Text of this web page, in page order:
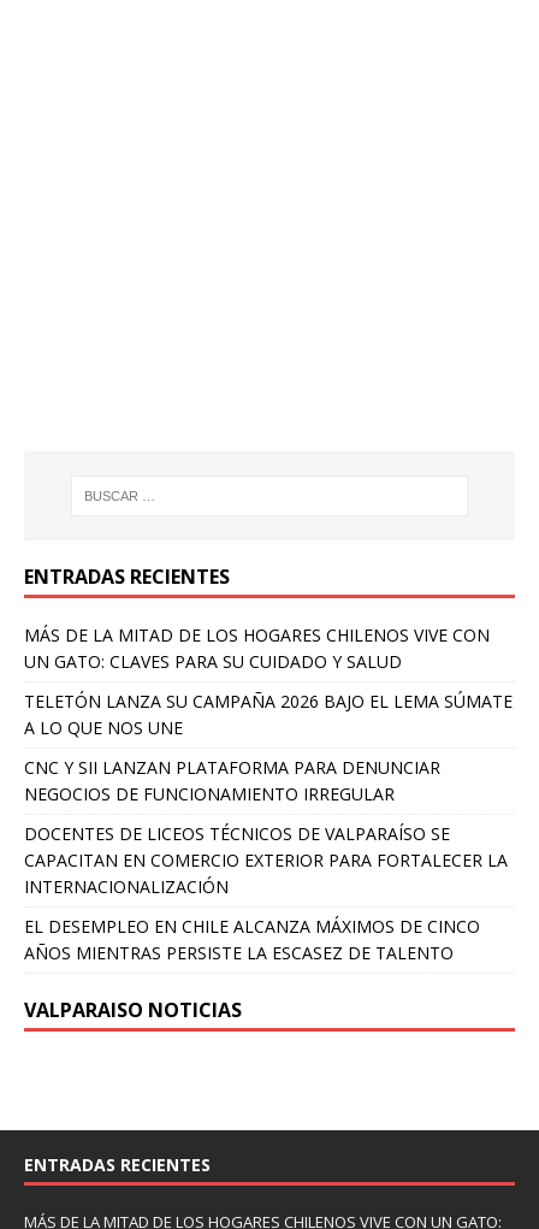
ENTRADAS RECIENTES
MÁS DE LA MITAD DE LOS HOGARES CHILENOS VIVE CON
UN GATO: CLAVES PARA SU CUIDADO Y SALUD
TELETÓN LANZA SU CAMPAÑA 2026 BAJO EL LEMA SÚMATE
A LO QUE NOS UNE
CNC Y SII LANZAN PLATAFORMA PARA DENUNCIAR
NEGOCIOS DE FUNCIONAMIENTO IRREGULAR
DOCENTES DE LICEOS TÉCNICOS DE VALPARAÍSO SE
CAPACITAN EN COMERCIO EXTERIOR PARA FORTALECER LA
INTERNACIONALIZACIÓN
EL DESEMPLEO EN CHILE ALCANZA MÁXIMOS DE CINCO
AÑOS MIENTRAS PERSISTE LA ESCASEZ DE TALENTO
VALPARAISO NOTICIAS
ENTRADAS RECIENTES
MÁS DE LA MITAD DE LOS HOGARES CHILENOS VIVE CON UN GATO: